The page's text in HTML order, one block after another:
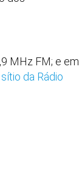
MHz FM; e em
sítio da Rádio